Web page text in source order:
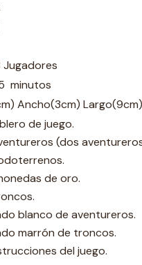
Jugadores
minutos
Ancho(3cm) Largo(9cm)
de juego.
(dos
de oro.
blanco de aventureros.
marrón de troncos.
del juego.